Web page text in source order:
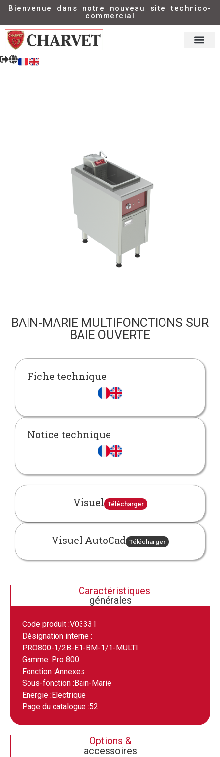
Bienvenue dans notre nouveau site technico-
commercial
BAIN-MARIE MULTIFONCTIONS SUR
BAIE OUVERTE
Fiche technique
Notice technique
Visuel Télécharger
Visuel AutoCad Télécharger
Caractéristiques
générales
Code produit :V03331
Désignation interne :
PRO800-1/2B-E1-BM-1/1-MULTI
Gamme :Pro 800
Fonction :Annexes
Sous-fonction :Bain-Marie
Energie :Electrique
Page du catalogue :52
Options &
accessoires